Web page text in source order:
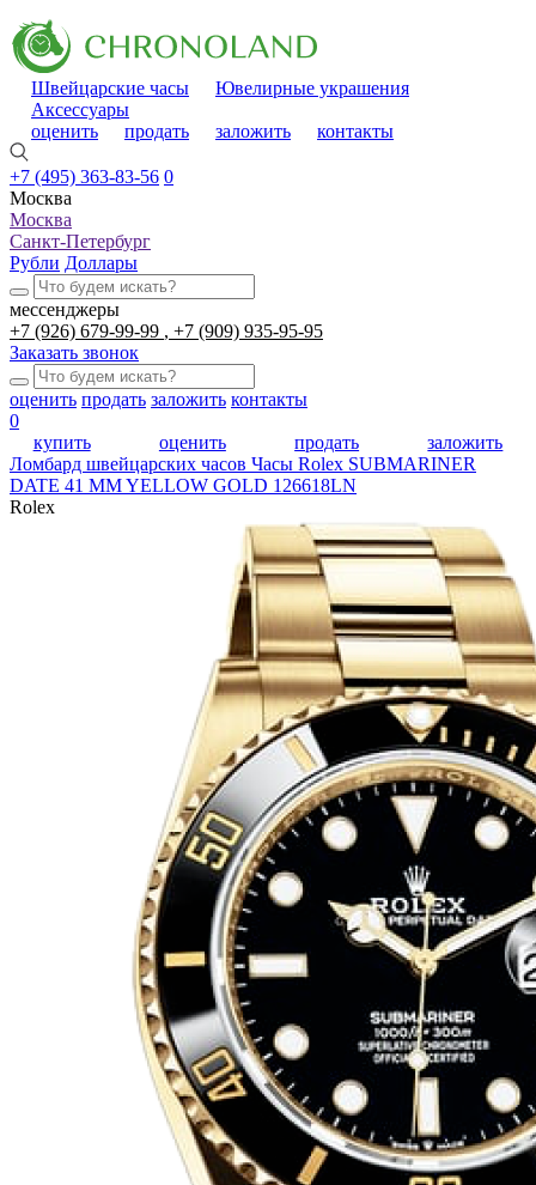
Швейцарские часы
Ювелирные украшения
Аксессуары
оценить
продать заложить контакты
+7 (495) 363-83-56 0
Москва
Москва
Санкт-Петербург
Рубли Доллары
мессенджеры
+7 (926) 679-99-99
+7 (909) 935-95-95
Заказать звонок
оценить продать заложить контакты
0
купить
оценить продать
заложить
Ломбард швейцарских часов Часы Rolex SUBMARINER
DATE 41 MM YELLOW GOLD 126618LN
Rolex